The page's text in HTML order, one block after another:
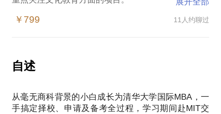
刚刚进入教育培训界的菜鸟级选手，渴望摸清教培圈
的玩法与规则
亦或是教龄超过6年的教培界圣斗士，正在寻找更广阔
的平台和更多的职业可能性
小小的驻足或许会成为一个大大的出口。
这个话题同样适合大学在读生，我在大学期间成为两
个学生团体的核心成员，大三开始接触职场，大四在
社团、实习、交换，如何选择？能否做到一个都不
读研、工作、出国，如何准备？每日行动是否符合你
的发展方向？
的典型特点。互联网+的概念并没有让教培行业的商
升体验度，将曾经受限于时间空间未能实现的普遍需
求释放出来，成为企业冲出重围的途径。
应接不暇。良好的现金流曾被认为是这一行业的第一
大优势，然而三年过去，资本市场回归理性，领悟到
￥799 11人约聊过
自述
从毫无商科背景的小白成长为清华大学国际MBA，一
手搞定择校、申请及备考全过程，学习期间赴MIT交